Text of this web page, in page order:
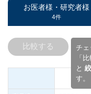
お医者様・研究者様
4件
チ
「
と
す。
比較する